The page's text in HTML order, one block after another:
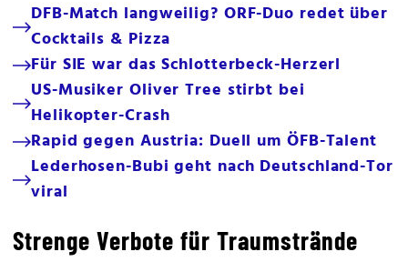
DFB-Match langweilig? ORF-Duo redet über
Cocktails & Pizza
Für SIE war das Schlotterbeck-Herzerl
US-Musiker Oliver Tree stirbt bei
Helikopter-Crash
Rapid gegen Austria: Duell um ÖFB-Talent
Lederhosen-Bubi geht nach Deutschland-Tor
viral
Strenge Verbote für Traumstrände